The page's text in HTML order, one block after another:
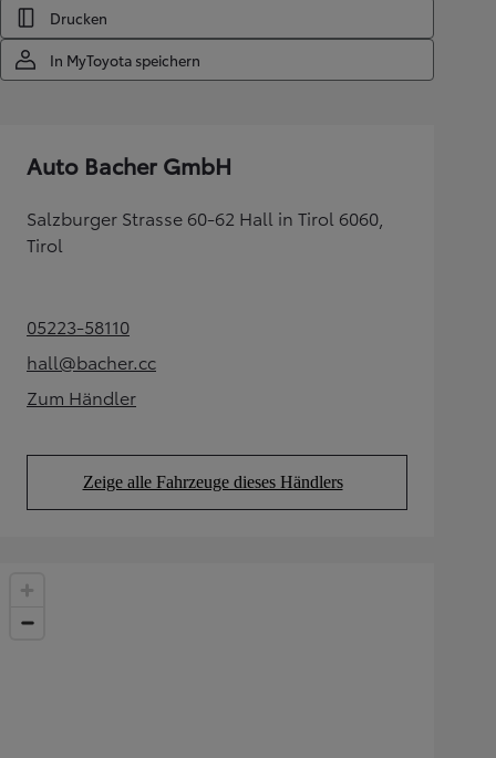
Drucken
In MyToyota speichern
Auto Bacher GmbH
Salzburger Strasse 60-62 Hall in Tirol 6060,
Tirol
05223-58110(Opens in new tab)
hall@bacher.cc(Opens in new tab)
Zum Händler(Opens in new tab)
Zeige alle Fahrzeuge dieses Händlers
(Opens in new tab)